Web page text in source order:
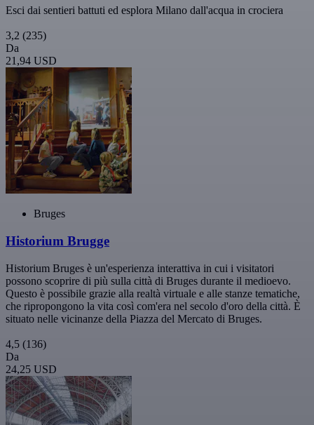
Esci dai sentieri battuti ed esplora Milano dall'acqua in crociera
3,2 (235)
Da
21,94 USD
Bruges
Historium Brugge
Historium Bruges è un'esperienza interattiva in cui i visitatori
possono scoprire di più sulla città di Bruges durante il medioevo.
Questo è possibile grazie alla realtà virtuale e alle stanze tematiche,
che ripropongono la vita così com'era nel secolo d'oro della città. È
situato nelle vicinanze della Piazza del Mercato di Bruges.
4,5 (136)
Da
24,25 USD